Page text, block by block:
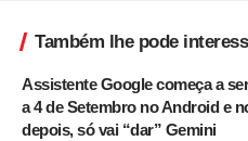
Também lhe pode
Assistente Google começa a
a 4 de Setembro no Android e
depois, só vai “dar” Gemini